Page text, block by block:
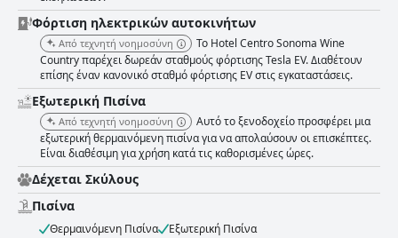
Φόρτιση ηλεκτρικών αυτοκινήτων
Από τεχνητή νοημοσύνη
Το Hotel Centro Sonoma Wine
Country παρέχει δωρεάν σταθμούς φόρτισης Tesla EV. Διαθέτουν
επίσης έναν κανονικό σταθμό φόρτισης EV στις εγκαταστάσεις.
Εξωτερική Πισίνα
Από τεχνητή νοημοσύνη
Αυτό το ξενοδοχείο προσφέρει μια
εξωτερική θερμαινόμενη πισίνα για να απολαύσουν οι επισκέπτες.
Είναι διαθέσιμη για χρήση κατά τις καθορισμένες ώρες.
Δέχεται Σκύλους
Πισίνα
Θερμαινόμενη Πισίνα Εξωτερική Πισίνα